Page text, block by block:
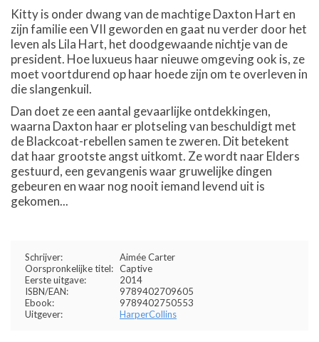
Kitty is onder dwang van de machtige Daxton Hart en
zijn familie een VII geworden en gaat nu verder door het
leven als Lila Hart, het doodgewaande nichtje van de
president. Hoe luxueus haar nieuwe omgeving ook is, ze
moet voortdurend op haar hoede zijn om te overleven in
die slangenkuil.
Dan doet ze een aantal gevaarlijke ontdekkingen,
waarna Daxton haar er plotseling van beschuldigt met
de Blackcoat-rebellen samen te zweren. Dit betekent
dat haar grootste angst uitkomt. Ze wordt naar Elders
gestuurd, een gevangenis waar gruwelijke dingen
gebeuren en waar nog nooit iemand levend uit is
gekomen...
Schrijver:
Aimée Carter
Oorspronkelijke titel: Captive
Eerste uitgave:
2014
ISBN/EAN:
9789402709605
Ebook:
9789402750553
Uitgever:
HarperCollins